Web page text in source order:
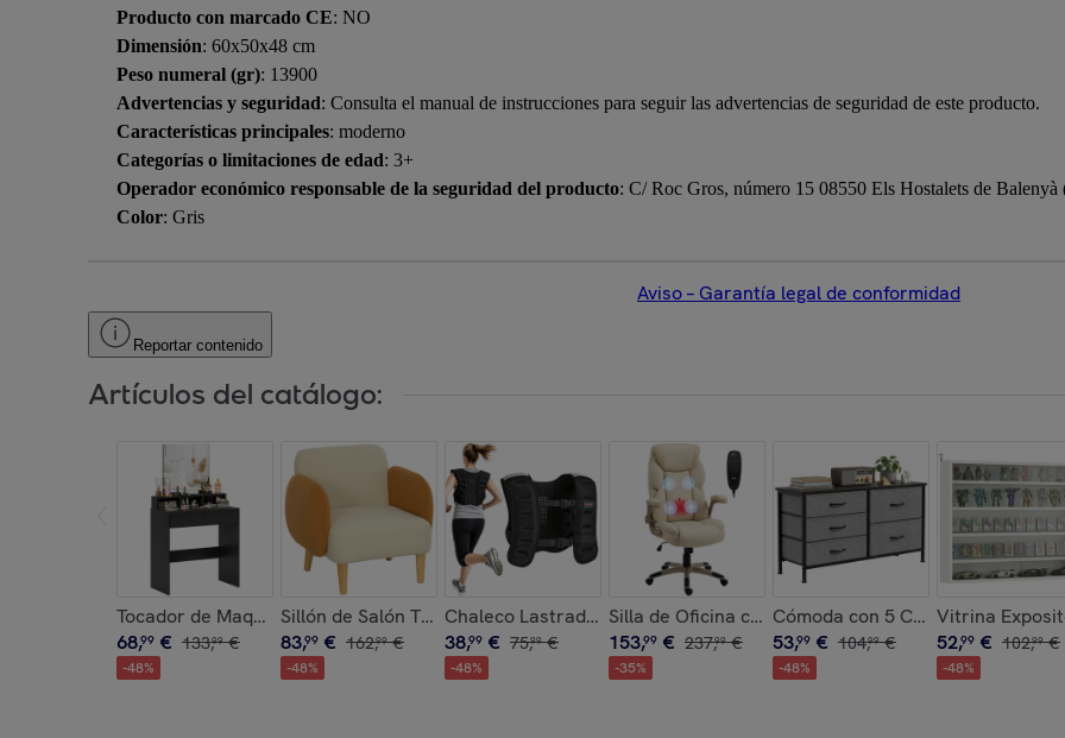
Producto con marcado CE: NO
Dimensión: 60x50x48 cm
Peso numeral (gr): 13900
Advertencias y seguridad: Consulta el manual de instrucciones para seguir las advertencias de seguridad de este producto.
Características principales: moderno
Categorías o limitaciones de edad: 3+
Operador económico responsable de la seguridad del producto: C/ Roc Gros, número 15 08550 Els Hostalets de Balenyà
Color: Gris
Aviso – Garantía legal de conformidad
Reportar contenido
Artículos del catálogo:
Tocador de Maquillaje con Espejo, Tocador con 2 Cajones, 3 Compartimentos Abiertos, Mesa de Maquillaje
68,99 € 133,99 €
-48%
Sillón de Salón Tapizado en Terciopelo Butaca para Dormitorio con Reposabrazos y
83,99 € 162,99 €
-48%
Chaleco Lastrado 5kg, Chaleco Peso Entrenamiento Transpirable, con
38,99 € 75,99 €
-48%
Silla de Oficina con Masaje Vibratorio de 4 Puntos
153,99 € 237,99 €
-35%
Cómoda con 5 Cajones de Tela,
53,99 € 104,99 €
-48%
Vitrina
52,99 € 102,99 €
-48%